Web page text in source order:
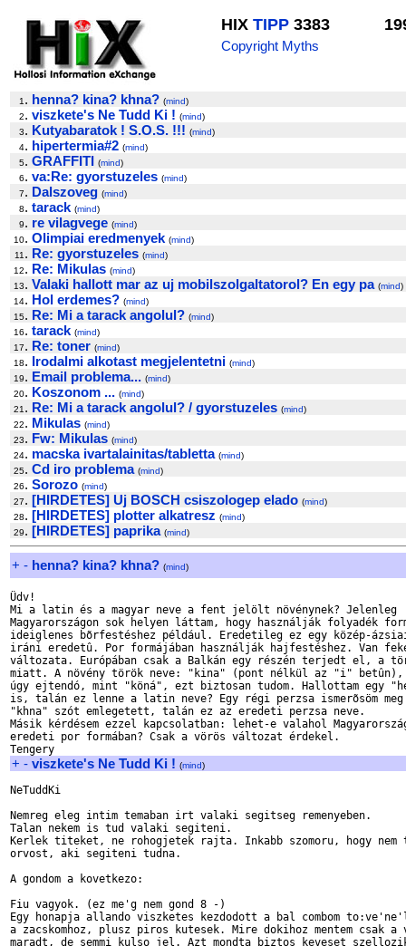
HIX TIPP 3383
Copyright Myths
1 . henna? kina? khna? (mind)
2. viszkete's Ne Tudd Ki ! (mind)
3. Kutyabaratok ! S.O.S. !!! (mind)
4. hipertermia#2 (mind)
5. GRAFFITI (mind)
6. va:Re: gyorstuzeles (mind)
7. Dalszoveg (mind)
8. tarack (mind)
9. re vilagvege (mind)
10. Olimpiai eredmenyek (mind)
11 . Re: gyorstuzeles (mind)
12. Re: Mikulas (mind)
13. Valaki hallott mar az uj mobilszolgaltatorol? En egy pa (mind)
14. Hol erdemes? (mind)
15. Re: Mi a tarack angolul? (mind)
16. tarack (mind)
17. Re: toner (mind)
18. Irodalmi alkotast megjelentetni (mind)
19. Email problema... (mind)
20. Koszonom ... (mind)
21 . Re: Mi a tarack angolul? / gyorstuzeles (mind)
22. Mikulas (mind)
23. Fw: Mikulas (mind)
24. macska ivartalainitas/tabletta (mind)
25. Cd iro problema (mind)
26. Sorozo (mind)
27. [HIRDETES] Uj BOSCH csiszologep elado (mind)
28. [HIRDETES] plotter alkatresz (mind)
29. [HIRDETES] paprika (mind)
+ - henna? kina? khna? (mind)
Üdv!
Mi a latin és a magyar neve a fent jelölt növénynek? Jelenleg
Magyarországon sok helyen láttam, hogy használják folyadék
ideiglenes bõrfestéshez például. Eredetileg ez egy közép-
iráni eredetû. Por formájában használják hajfestéshez. Van
változata. Európában csak a Balkán egy részén terjedt el, a
miatt. A növény török neve: "kina" (pont nélkül az "i" betûn),
úgy ejtendó, mint "köná", ezt biztosan tudom. Hallottam egy
is, talán ez lenne a latin neve? Egy régi perzsa ismerõsöm
"khna" szót emlegetett, talán ez az eredeti perzsa neve.
Másik kérdésem ezzel kapcsolatban: lehet-e valahol
eredeti por formában? Csak a vörös változat érdekel.
+ - viszkete's Ne Tudd Ki ! (mind)
NeTuddKi
Nemreg eleg intim temaban irt valaki segitseg remenyeben.
Talan nekem is tud valaki segiteni.
Kerlek titeket, ne rohogjetek rajta. Inkabb szomoru, hogy
orvost, aki segiteni tudna.
A gondom a kovetkezo:
Fiu vagyok. (ez me'g nem gond 8 -)
Egy honapja allando viszketes kezdodott a bal combom
a zacskomhoz, plusz piros kutesek. Mire dokihoz mentem csak a
maradt, de semmi kulso jel. Azt mondta biztos keveset